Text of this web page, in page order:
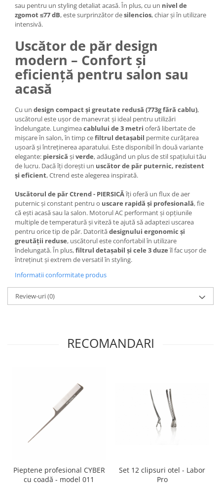
sau pentru un styling detaliat acasă. În plus, cu un nivel de
zgomot ≤77 dB, este surprinzător desilencios, chiar și în utilizare
intensivă.
Uscător de păr design
modern – Confort și
eficiență pentru salon sau
acasă
Cu un design compact și greutate redusă (773g fără cablu),
uscătorul este ușor de manevrat și ideal pentru utilizări
îndelungate. Lungimeacablului de 3 metri oferă libertate de
mișcare în salon, în timp cefiltrul detașabil permite curățarea
ușoară și întreținerea aparatului. Este disponibil în două variante
elegante: piersică șiverde, adăugând un plus de stil spațiului tău
de lucru. Dacă îți dorești un uscător de păr puternic, rezistent
și eficient, Ctrend este alegerea inspirată.
Uscătorul de păr Ctrend - PIERSICĂîți oferă un flux de aer
puternic și constant pentru o uscare rapidă și profesională, fie
că ești acasă sau la salon. Motorul AC performant și opțiunile
multiple de temperatură și viteză te ajută să adaptezi uscarea
pentru orice tip de păr. Datoritădesignului ergonomic și
greutății reduse, uscătorul este confortabil în utilizare
îndelungată. În plus,filtrul detașabil și cele 3 duzeîl fac ușor de
întreținut și extrem de versatil în styling.
Informatii conformitate produs
Review-uri(0)
RECOMANDARI
Pieptene profesional CYBER
cu coadă - model 011
Set 12 clipsuri otel - Labor
Pro